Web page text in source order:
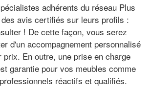
adhérents du réseau Plus
avis certifiés sur leurs profils :
! De cette façon, vous serez
d'un accompagnement personnalisé
prix. En outre, une prise en charge
garantie pour vos meubles comme
réactifs et qualifiés.